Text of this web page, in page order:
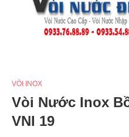
VÒI INOX
Vòi Nước Inox
VNI 19